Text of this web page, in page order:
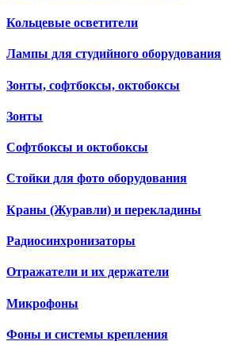
Кольцевые осветители
Лампы для студийного оборудования
Зонты, софтбоксы, октобоксы
Зонты
Софтбоксы и октобоксы
Стойки для фото оборудования
Краны (Журавли) и перекладины
Радиосинхронизаторы
Отражатели и их держатели
Микрофоны
Фоны и системы крепления